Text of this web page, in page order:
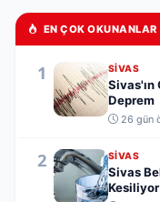
EN ÇOK OKUNANLAR
1 SIVAS
Deprem
26 gün
2 SIVAS
Sivas
Kesiliyor